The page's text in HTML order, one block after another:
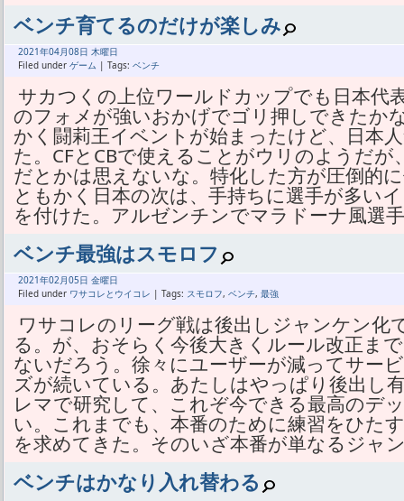
ベンチ育てるのだけが楽しみ
2021年04月08日 木曜日
Filed under ゲーム | Tags: ベンチ
サカつくの上位ワールドカップでも日本代
のフォメが強いおかげでゴリ押しできたか
かく闘莉王イベントが始まったけど、日本
た。CFとCBで使えることがウリのようだ
だとかは思えないな。特化した方が圧倒的
ともかく日本の次は、手持ちに選手が多い
を付けた。アルゼンチンでマラドーナ風選
ベンチ最強はスモロフ
2021年02月05日 金曜日
Filed under ワサコレとウイコレ | Tags: スモロフ, ベンチ, 最強
ワサコレのリーグ戦は後出しジャンケン化
る。が、おそらく今後大きくルール改正ま
ないだろう。徐々にユーザーが減ってサー
ズが続いている。あたしはやっぱり後出し
レマで研究して、これぞ今できる最高のデ
い。これまでも、本番のために練習をひた
を求めてきた。そのいざ本番が単なるジャ
ベンチはかなり入れ替わる